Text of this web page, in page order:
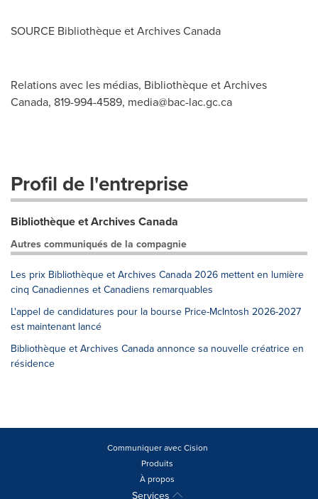
SOURCE Bibliothèque et Archives Canada
Relations avec les médias, Bibliothèque et Archives
Canada, 819-994-4589, media@bac-lac.gc.ca
Profil de l'entreprise
Bibliothèque et Archives Canada
Autres communiqués de la compagnie
Les prix Bibliothèque et Archives Canada 2026 mettent en lumière
cinq Canadiennes et Canadiens remarquables
L'appel de candidatures pour la bourse Price-McIntosh 2026-2027
est maintenant lancé
Bibliothèque et Archives Canada annonce sa nouvelle créatrice en
résidence
Communiquer avec Cision
Produits
À propos
Services